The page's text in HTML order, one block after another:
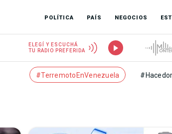
POLÍTICA PAÍS NEGOCIOS
ELEGÍ Y ESCUCHÁ
TU RADIO PREFERIDA
#TerremotoEnVenezuela